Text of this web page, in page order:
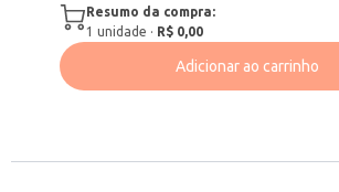
Resumo da compra:
1 unidade · R$ 0,00
Adicionar ao carrinho